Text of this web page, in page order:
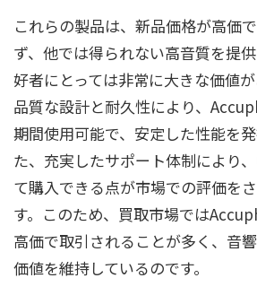
これらの製品は、新品価格が高価
ず、他では得られない高音質を提
好者にとっては非常に大きな価値
品質な設計と耐久性により、
期間使用可能で、安定した性能を
た、充実したサポート体制により
て購入できる点が市場での評価を
す。このため、買取市場では
高価で取引されることが多く、音
価値を維持しているのです。